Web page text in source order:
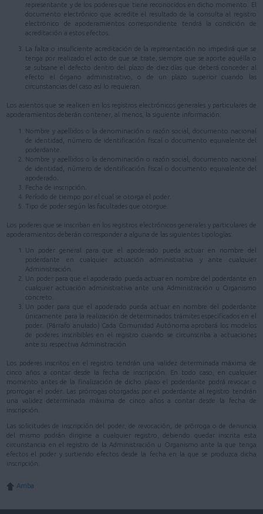
representante y de los poderes que tiene reconocidos en dicho momento. El
documento electrónico que acredite el resultado de la consulta al registro
electrónico de apoderamientos correspondiente tendrá la condición de
acreditación a estos efectos.
La falta o insuficiente acreditación de la representación no impedirá que se
tenga por realizado el acto de que se trate, siempre que se aporte aquélla o
se subsane el defecto dentro del plazo de diez días que deberá conceder al
efecto el órgano administrativo, o de un plazo superior cuando las
circunstancias del caso así lo requieran.
Los asientos que se realicen en los registros electrónicos generales y particulares de
apoderamientos deberán contener, al menos, la siguiente información:
Nombre y apellidos o la denominación o razón social, documento nacional
de identidad, número de identificación fiscal o documento equivalente del
poderdante.
Nombre y apellidos o la denominación o razón social, documento nacional
de identidad, número de identificación fiscal o documento equivalente del
apoderado.
Fecha de inscripción.
Período de tiempo por el cual se otorga el poder.
Tipo de poder según las facultades que otorgue.
Los poderes que se inscriban en los registros electrónicos generales y particulares de
apoderamientos deberán corresponder a alguna de las siguientes tipologías:
Un poder general para que el apoderado pueda actuar en nombre del
poderdante en cualquier actuación administrativa y ante cualquier
Administración.
Un poder para que el apoderado pueda actuar en nombre del poderdante en
cualquier actuación administrativa ante una Administración u Organismo
concreto.
Un poder para que el apoderado pueda actuar en nombre del poderdante
únicamente para la realización de determinados trámites especificados en el
poder. (Párrafo anulado) Cada Comunidad Autónoma aprobará los modelos
de poderes inscribibles en el registro cuando se circunscriba a actuaciones
ante su respectiva Administración
Los poderes inscritos en el registro tendrán una validez determinada máxima de
cinco años a contar desde la fecha de inscripción. En todo caso, en cualquier
momento antes de la finalización de dicho plazo el poderdante podrá revocar o
prorrogar el poder. Las prórrogas otorgadas por el poderdante al registro tendrán
una validez determinada máxima de cinco años a contar desde la fecha de
inscripción.
Las solicitudes de inscripción del poder, de revocación, de prórroga o de denuncia
del mismo podrán dirigirse a cualquier registro, debiendo quedar inscrita esta
circunstancia en el registro de la Administración u Organismo ante la que tenga
efectos el poder y surtiendo efectos desde la fecha en la que se produzca dicha
inscripción.
Arriba